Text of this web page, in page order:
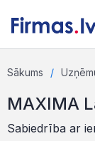
Sākums
MAXIMA
Sabiedrība ar